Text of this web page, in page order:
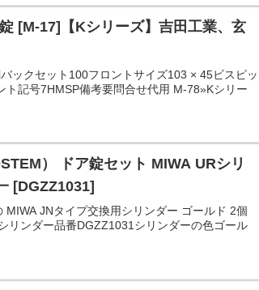
[M-17]【Kシリーズ】吉田工業、玄
ックセット100フロントサイズ103 × 45ビスピッ
記号7HMSP備考要問合せ代用 M-78»Kシリー
） ドア錠セット MIWA URシリ
[DGZZ1031]
JNタイプ交換用シリンダー ゴールド 2個
リンダー品番DGZZ1031シリンダーの色ゴール